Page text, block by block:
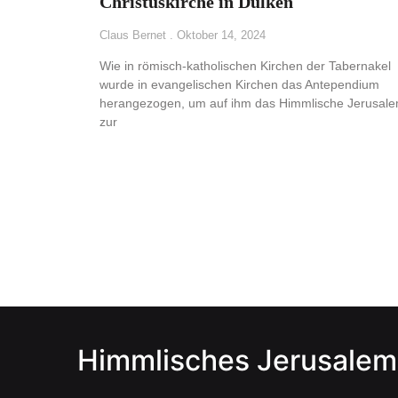
Claus Bernet Oktober 14, 2024
Wie in römisch-katholischen Kirchen der Tabernakel
wurde in evangelischen Kirchen das Antependium
herangezogen, um auf ihm das Himmlische
zur
Himmlisches Jerusalem